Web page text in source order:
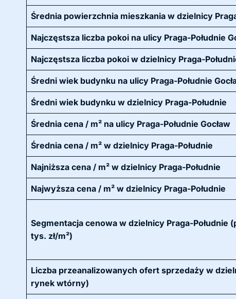
Średnia powierzchnia mieszkania w dzielnicy
Najczęstsza liczba pokoi na ulicy Praga-Południe
Najczęstsza liczba pokoi w dzielnicy Praga-
Średni wiek budynku na ulicy Praga-Południe
Średni wiek budynku w dzielnicy Praga-Południe
Średnia cena / m² na ulicy Praga-Południe Gocław
Średnia cena / m² w dzielnicy Praga-Południe
Najniższa cena / m² w dzielnicy Praga-Południe
Najwyższa cena / m² w dzielnicy Praga-Południe
Segmentacja cenowa w dzielnicy Praga-Południe
tys. zł/m²)
Liczba przeanalizowanych ofert sprzedaży w
rynek wtórny)